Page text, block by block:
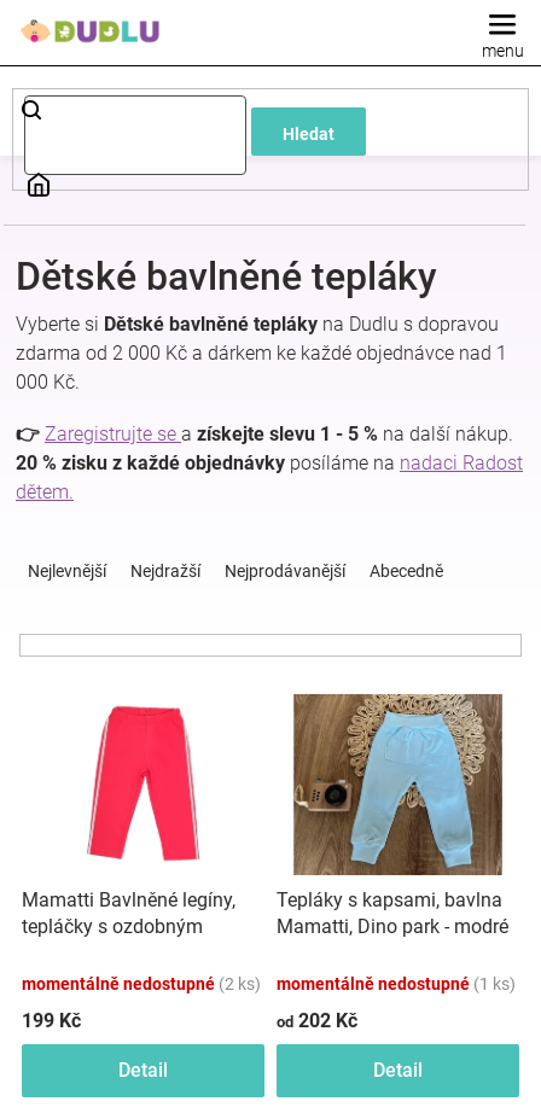
Hledat
Dětské
a
kojenecké
oblečení
Pokojíček
kojenecká
a
Těhotenské
oblečení
Novinky
Dětské bavlněné tepláky
Vyberte si Dětské bavlněné tepláky na Dudlu s dopravou
zdarma od 2 000 Kč a dárkem ke každé objednávce nad 1
000 Kč.
👉 Zaregistrujte se a získejte slevu 1 - 5 % na další nákup.
20 % zisku z každé objednávky posíláme na nadaci Radost
dětem.
ů
Nejlevnější Nejdražší Nejprodávanější Abecedně
o
d
u
t
ů
Mamatti Bavlněné legíny,
tepláčky s ozdobným
Heart - červené
momentálně nedostupné (2 ks)
199 Kč
Detail
Tepláky s kapsami, bavlna
Mamatti, Dino park - modré
momentálně nedostupné (1 ks)
od 202 Kč
Detail